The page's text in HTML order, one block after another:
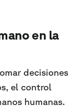
en la
decisiones
el control
humanas.